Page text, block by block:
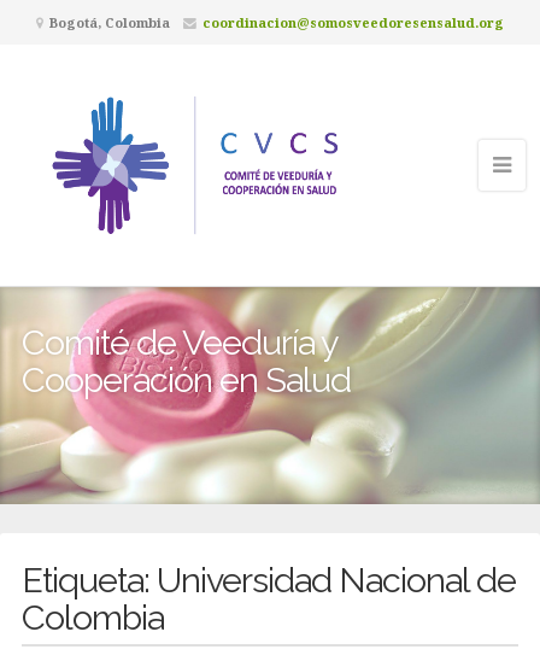
Bogotá, Colombia coordinacion@somosveedoresensalud.org
Comité de Veeduría y
Cooperación en Salud
Etiqueta: Universidad Nacional de
Colombia